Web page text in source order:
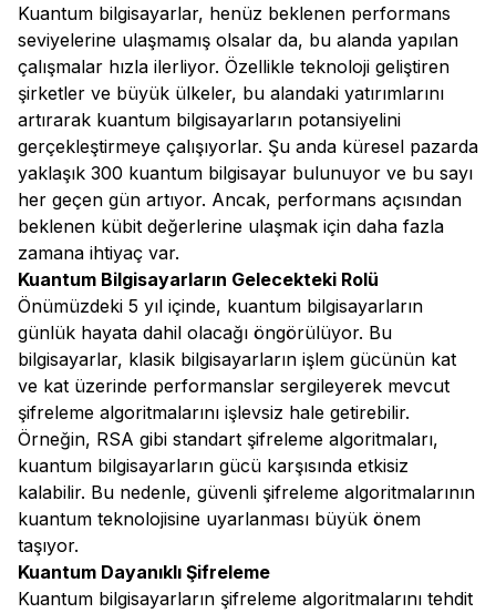
Kuantum bilgisayarlar, henüz beklenen performans
seviyelerine ulaşmamış olsalar da, bu alanda yapılan
çalışmalar hızla ilerliyor. Özellikle teknoloji geliştiren
şirketler ve büyük ülkeler, bu alandaki yatırımlarını
artırarak kuantum bilgisayarların potansiyelini
gerçekleştirmeye çalışıyorlar. Şu anda küresel pazarda
yaklaşık 300 kuantum bilgisayar bulunuyor ve bu sayı
her geçen gün artıyor. Ancak, performans açısından
beklenen kübit değerlerine ulaşmak için daha fazla
zamana ihtiyaç var.
Kuantum Bilgisayarların Gelecekteki Rolü
Önümüzdeki 5 yıl içinde, kuantum bilgisayarların
günlük hayata dahil olacağı öngörülüyor. Bu
bilgisayarlar, klasik bilgisayarların işlem gücünün kat
ve kat üzerinde performanslar sergileyerek mevcut
şifreleme algoritmalarını işlevsiz hale getirebilir.
Örneğin, RSA gibi standart şifreleme algoritmaları,
kuantum bilgisayarların gücü karşısında etkisiz
kalabilir. Bu nedenle, güvenli şifreleme algoritmalarının
kuantum teknolojisine uyarlanması büyük önem
taşıyor.
Kuantum Dayanıklı Şifreleme
Kuantum bilgisayarların şifreleme algoritmalarını tehdit